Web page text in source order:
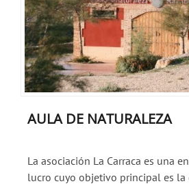
AULA DE NATURALEZA
La asociación La Carraca es una
lucro cuyo objetivo principal es la